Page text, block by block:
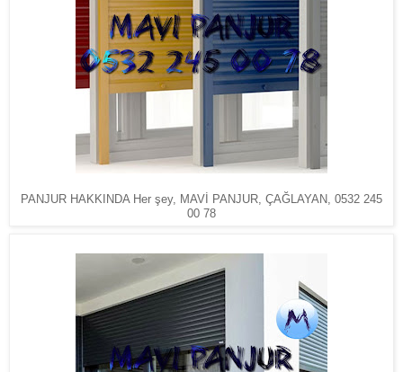
PANJUR HAKKINDA Her şey, MAVİ PANJUR, ÇAĞLAYAN, 0532 245
00 78